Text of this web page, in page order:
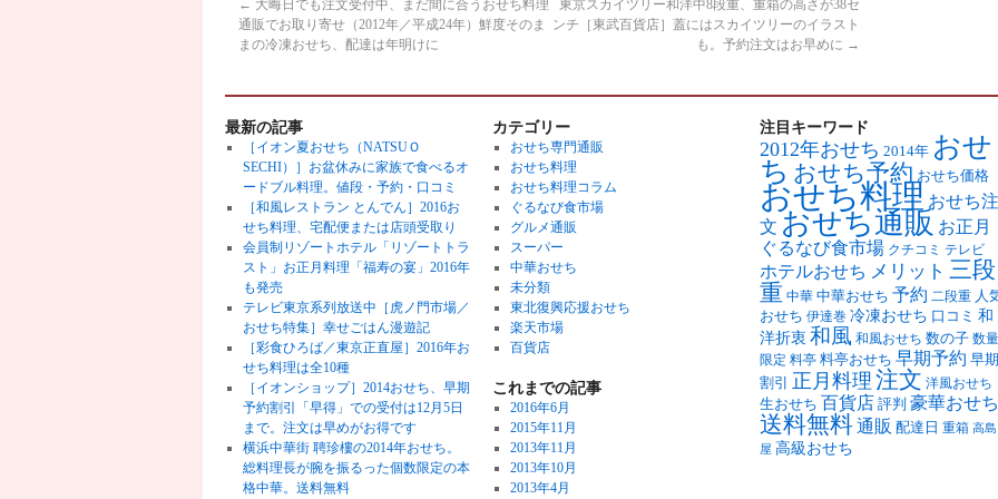
← 大晦日でも注文受付中、まだ間に合うおせち料理
通販でお取り寄せ（2012年／平成24年）鮮度そのま
まの冷凍おせち、配達は年明けに
東京スカイツリー和洋中8段重、重箱の高さが38セ
ンチ［東武百貨店］蓋にはスカイツリーのイラスト
も。予約注文はお早めに →
最新の記事
［イオン夏おせち（NATSUＯ
SECHI）］お盆休みに家族で食べるオ
ードブル料理。値段・予約・口コミ
［和風レストラン とんでん］2016お
せち料理、宅配便または店頭受取り
会員制リゾートホテル「リゾートトラ
スト」お正月料理「福寿の宴」2016年
も発売
テレビ東京系列放送中［虎ノ門市場／
おせち特集］幸せごはん漫遊記
［彩食ひろば／東京正直屋］2016年お
せち料理は全10種
［イオンショップ］2014おせち、早期
予約割引「早得」での受付は12月5日
まで。注文は早めがお得です
横浜中華街 聘珍樓の2014年おせち。
総料理長が腕を振るった個数限定の本
格中華。送料無料
カテゴリー
おせち専門通販
おせち料理
おせち料理コラム
ぐるなび食市場
グルメ通販
スーパー
中華おせち
未分類
東北復興応援おせち
楽天市場
百貨店
これまでの記事
2016年6月
2015年11月
2013年11月
2013年10月
2013年4月
注目キーワード
2012年おせち 2014年 おせ
ち おせち予約 おせち価格
おせち料理 おせち注
文 おせち通販 お正月
ぐるなび食市場 クチコミ テレビ
ホテルおせち メリット 三段
重 中華 中華おせち 予約 二段重 人
おせち 伊達巻 冷凍おせち 口コミ 和
洋折衷 和風 和風おせち 数の子 数量
限定 料亭 料亭おせち 早期予約 早期
割引
正月料理 注文 洋風おせち
生おせち 百貨店 評判 豪華おせち
送料無料通販 配達日 重箱 高島
屋 高級おせち